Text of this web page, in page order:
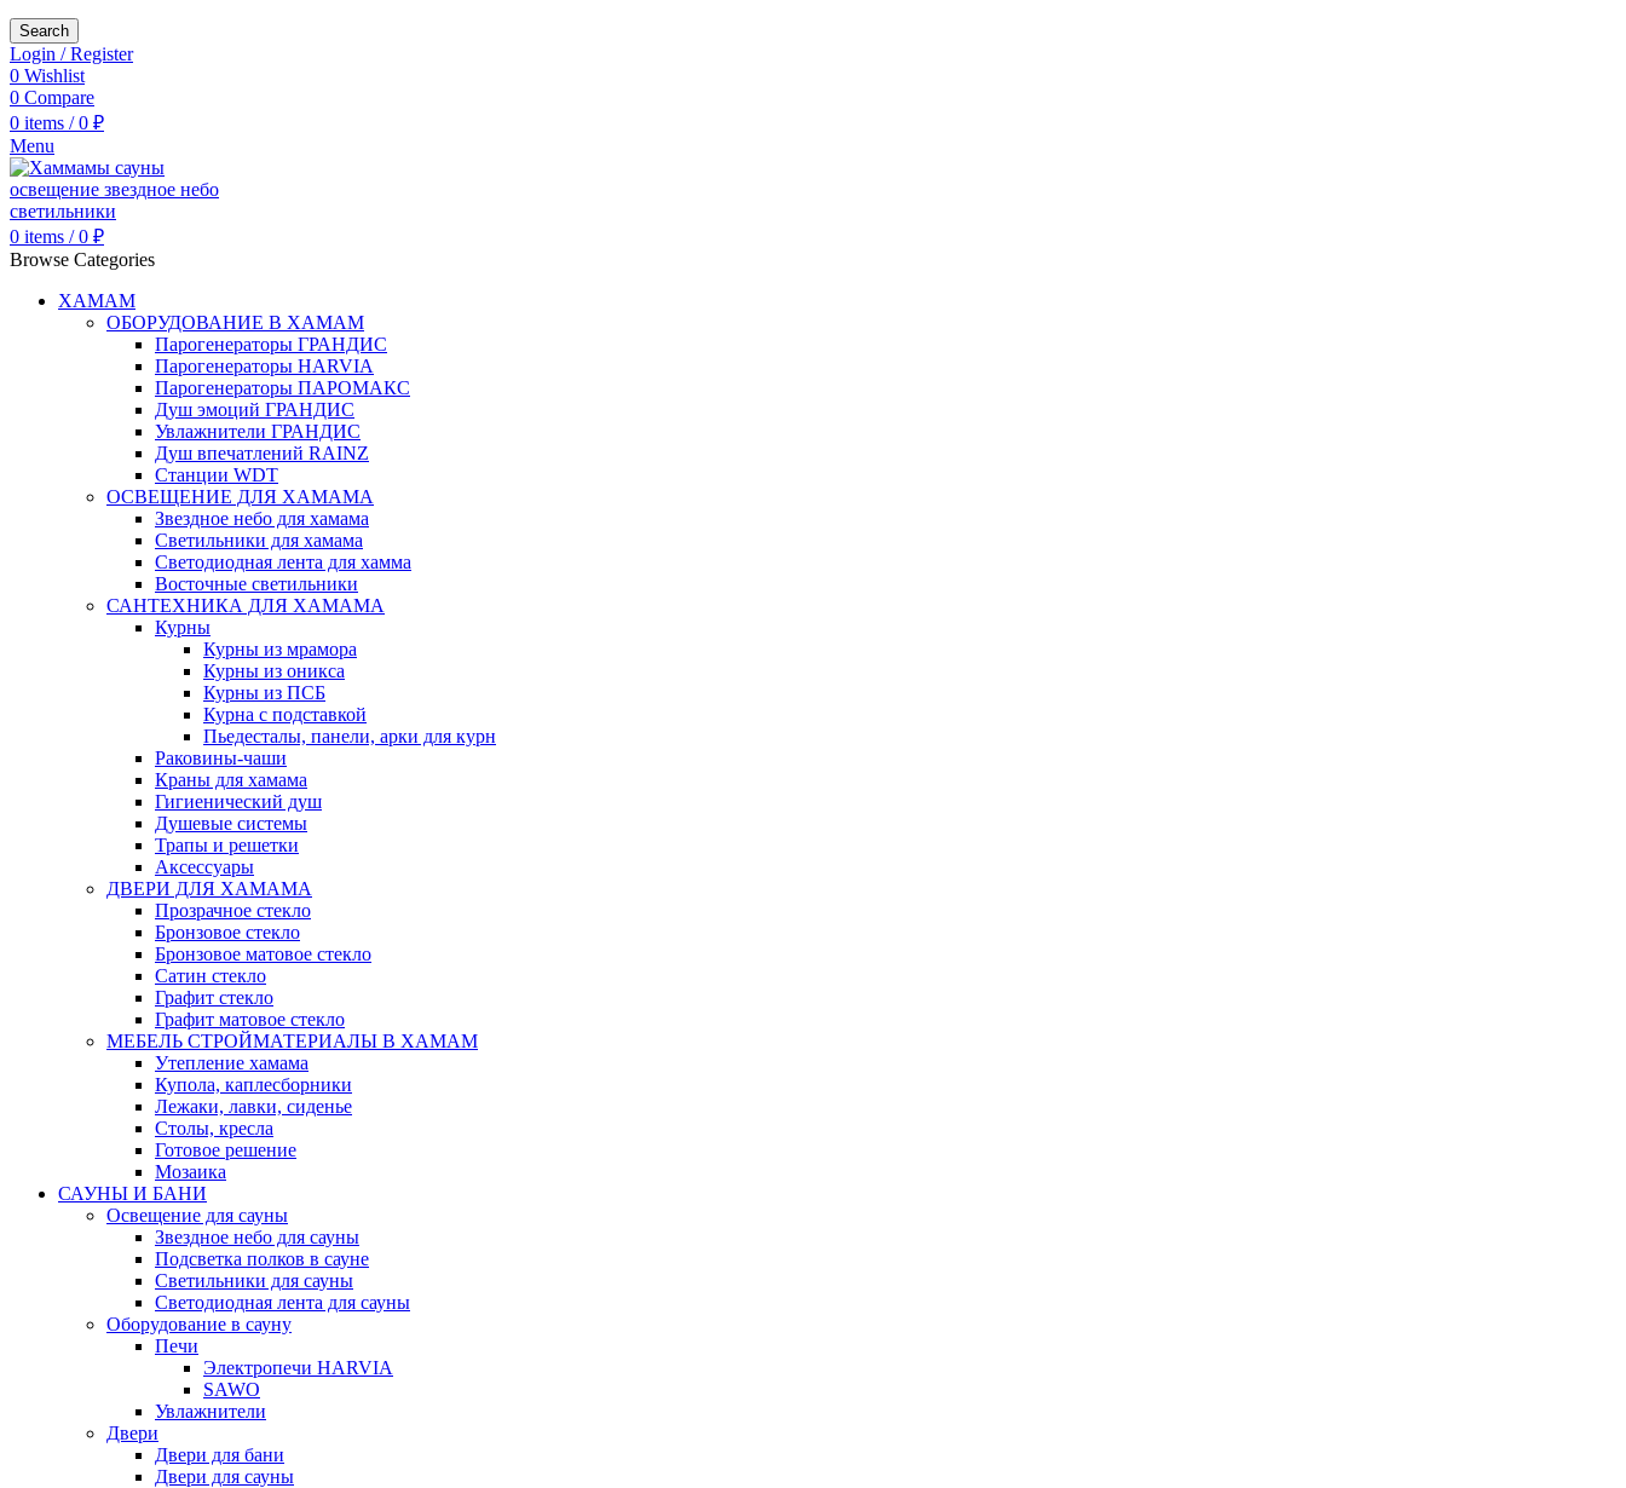
Search
Login / Register
0 Wishlist
0 Compare
0 items / 0 ₽
Menu
0 items / 0 ₽
Browse Categories
ХАМАМ
ОБОРУДОВАНИЕ В ХАМАМ
Парогенераторы ГРАНДИС
Парогенераторы HARVIA
Парогенераторы ПАРОМАКС
Душ эмоций ГРАНДИС
Увлажнители ГРАНДИС
Душ впечатлений RAINZ
Станции WDT
ОСВЕЩЕНИЕ ДЛЯ ХАМАМА
Звездное небо для хамама
Светильники для хамама
Светодиодная лента для хамма
Восточные светильники
САНТЕХНИКА ДЛЯ ХАМАМА
Курны
Курны из мрамора
Курны из оникса
Курны из ПСБ
Курна с подставкой
Пьедесталы, панели, арки для курн
Раковины-чаши
Краны для хамама
Гигиенический душ
Душевые системы
Трапы и решетки
Аксессуары
ДВЕРИ ДЛЯ ХАМАМА
Прозрачное стекло
Бронзовое стекло
Бронзовое матовое стекло
Сатин стекло
Графит стекло
Графит матовое стекло
МЕБЕЛЬ СТРОЙМАТЕРИАЛЫ В ХАМАМ
Утепление хамама
Купола, каплесборники
Лежаки, лавки, сиденье
Столы, кресла
Готовое решение
Мозаика
САУНЫ И БАНИ
Освещение для сауны
Звездное небо для сауны
Подсветка полков в сауне
Светильники для сауны
Светодиодная лента для сауны
Оборудование в сауну
Печи
Электропечи HARVIA
SAWO
Увлажнители
Двери
Двери для бани
Двери для сауны